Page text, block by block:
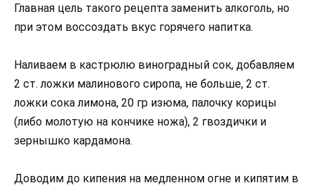
Главная цель такого рецепта заменить алкоголь, но
при этом воссоздать вкус горячего напитка.
Наливаем в кастрюлю виноградный сок, добавляем
2 ст. ложки малинового сиропа, не больше, 2 ст.
ложки сока лимона, 20 гр изюма, палочку корицы
(либо молотую на кончике ножа), 2 гвоздички и
зернышко кардамона.
Доводим до кипения на медленном огне и кипятим в